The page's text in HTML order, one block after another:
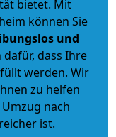
bietet. Mit
können Sie
und
dass Ihre
werden. Wir
zu helfen
nach
ist.